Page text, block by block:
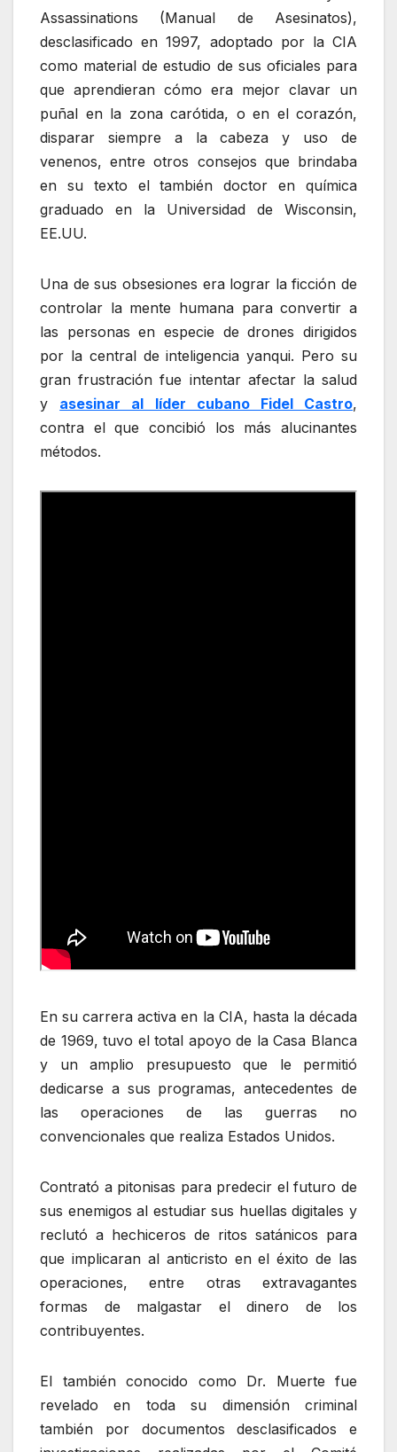
Assassinations (Manual de Asesinatos),
desclasificado en 1997, adoptado por la CIA
como material de estudio de sus oficiales para
que aprendieran cómo era mejor clavar un
puñal en la zona carótida, o en el corazón,
disparar siempre a la cabeza y uso de
venenos, entre otros consejos que brindaba
en su texto el también doctor en química
graduado en la Universidad de Wisconsin,
EE.UU.
Una de sus obsesiones era lograr la ficción de
controlar la mente humana para convertir a
las personas en especie de drones dirigidos
por la central de inteligencia yanqui. Pero su
gran frustración fue intentar afectar la salud
y asesinar al líder cubano Fidel Castro,
contra el que concibió los más alucinantes
métodos.
En su carrera activa en la CIA, hasta la década
de 1969, tuvo el total apoyo de la Casa Blanca
y un amplio presupuesto que le permitió
dedicarse a sus programas, antecedentes de
las operaciones de las guerras no
convencionales que realiza Estados Unidos.
Contrató a pitonisas para predecir el futuro de
sus enemigos al estudiar sus huellas digitales y
reclutó a hechiceros de ritos satánicos para
que implicaran al anticristo en el éxito de las
operaciones, entre otras extravagantes
formas de malgastar el dinero de los
contribuyentes.
El también conocido como Dr. Muerte fue
revelado en toda su dimensión criminal
también por documentos desclasificados e